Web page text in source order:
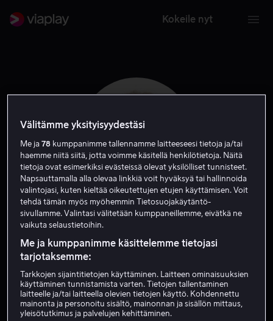
Kokeile nyt
Margarethe von
Trotta
Ohjaaja
Välitämme yksityisyydestäsi
Me ja78 kumppanimme tallennamme laitteeseesi tietoja ja/tai
haemme niitä siitä, jotta voimme käsitellä henkilötietoja. Näitä
tietoja ovat esimerkiksi evästeissä olevat yksilölliset tunnisteet.
Napsauttamalla alla olevaa linkkiä voit hyväksyä tai hallinnoida
valintojasi, kuten kieltää oikeutettujen etujen käyttämisen. Voit
tehdä tämän myös myöhemmin Tietosuojakäytäntö-
sivullamme. Valintasi välitetään kumppaneillemme, eivätkä ne
vaikuta selaustietoihin.
Me ja kumppanimme käsittelemme tietojasi
tarjotaksemme:
Tarkkojen sijaintitietojen käyttäminen. Laitteen ominaisuuksien
käyttäminen tunnistamista varten. Tietojen tallentaminen
laitteelle ja/tai laitteella olevien tietojen käyttö. Kohdennettu
mainonta ja personoitu sisältö, mainonnan ja sisällön mittaus,
yleisötutkimus ja palvelujen kehittäminen.